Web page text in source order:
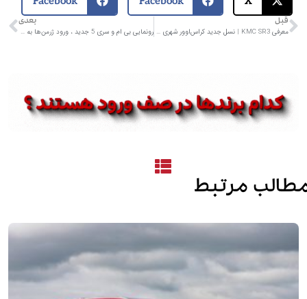
قبل
معرفی KMC SR3 | نسل جدید کراس‌اوور شهری کرمان موتور
بعدی
رونمایی بی ام و سری 5 جدید ، ورود ژرمن‌ها به ایران
مرتبط